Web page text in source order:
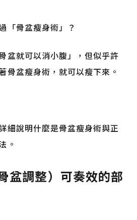
「骨盆瘦身術」？
盆就可以消小腹」，但似乎許
骨盆瘦身術，就可以瘦下來。
細說明什麼是骨盆瘦身術與正
。
盆調整）可奏效的部